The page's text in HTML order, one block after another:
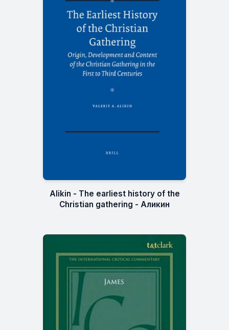
Alikin - The earliest history of the
Christian gathering - Аликин